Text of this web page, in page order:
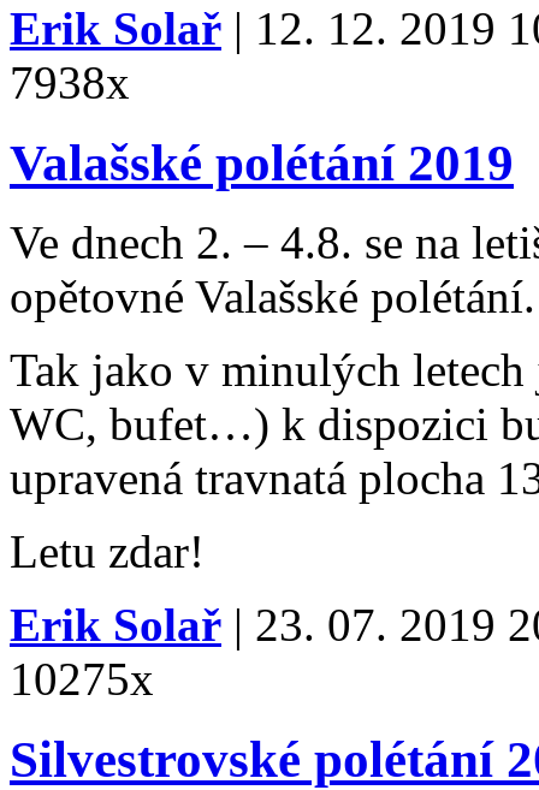
Erik Solař | 12. 12. 2019
7938x
Valašské polétání 2019
Ve dnech 2. – 4.8. se na
opětovné Valašské polétání.
Tak jako v minulých letech
WC, bufet…) k dispozici
upravená travnatá plocha
Letu zdar!
Erik Solař | 23. 07. 2019
10275x
Silvestrovské polétání